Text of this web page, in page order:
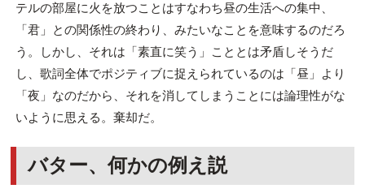
テルの部屋に火を放つことはすなわち昼の生活への集中、
「君」との関係性の終わり、みたいなことを意味するのだろ
う。しかし、それは「素直に笑う」こととは矛盾しそうだ
し、歌詞全体でポジティブに捉えられているのは「昼」より
「夜」なのだから、それを消してしまうことには論理性がな
いように思える。棄却だ。
バター、何かの例え説